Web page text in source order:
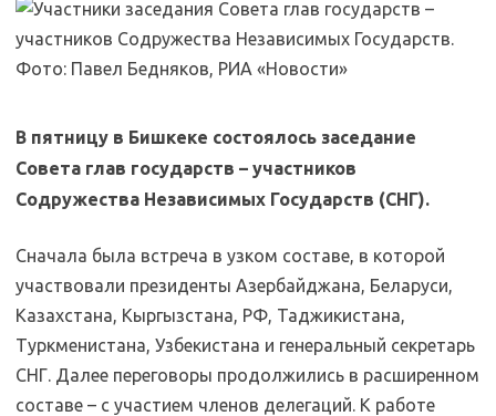
В пятницу в Бишкеке состоялось заседание
Совета глав государств – участников
Содружества Независимых Государств (СНГ).
Сначала была встреча в узком составе, в которой
участвовали президенты Азербайджана, Беларуси,
Казахстана, Кыргызстана, РФ, Таджикистана,
Туркменистана, Узбекистана и генеральный секретарь
СНГ. Далее переговоры продолжились в расширенном
составе – с участием членов делегаций. К работе